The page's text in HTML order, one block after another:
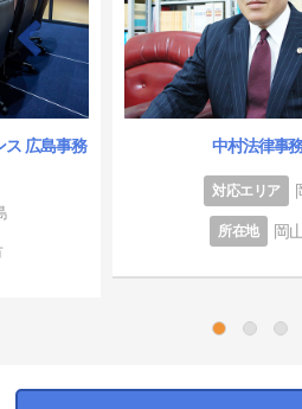
ス 広島事務 中村法律事
対応エリア
所在地 岡